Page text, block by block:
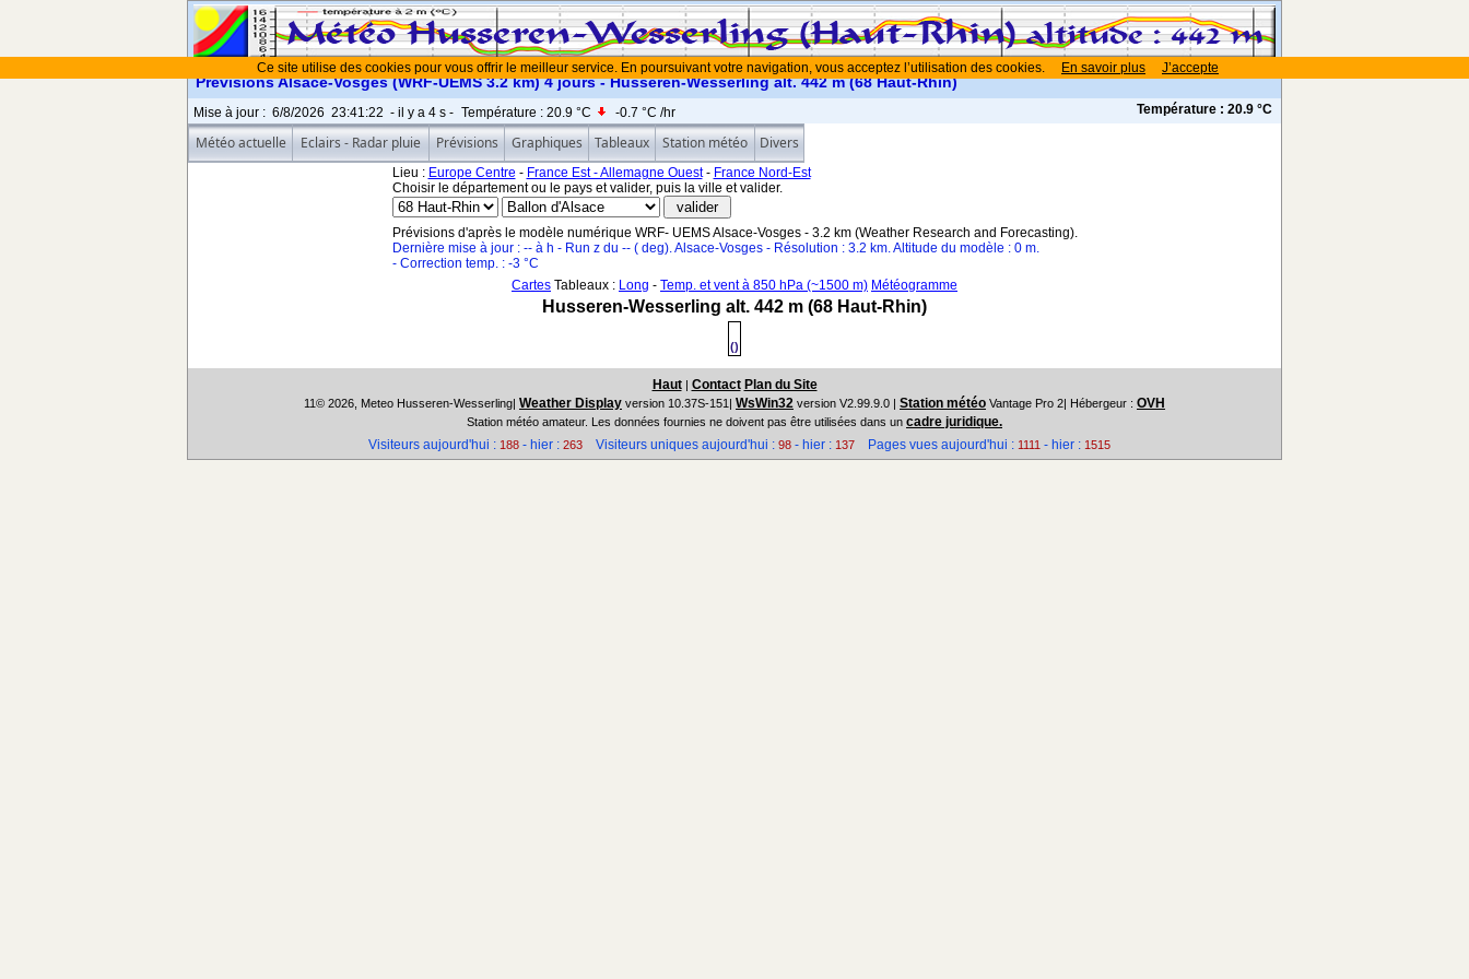
Prévisions Alsace-Vosges (WRF-UEMS 3.2 km) 4 jours - Husseren-Wesserling alt. 442 m (68 Haut-Rhin)
Température : 20.9 °C
Mise à jour :6/8/2026 23:41:22 - il y a4 s - Température :20.9 °C -0.7 °C /hr
Météo actuelle Eclairs - Radar pluie Prévisions Graphiques Tableaux Station météo Divers
Lieu : Europe Centre - France Est - Allemagne Ouest- France Nord-Est
Choisir le département ou le pays et valider, puis la ville et valider.
Prévisions d'après le modèle numérique WRF- UEMS Alsace-Vosges - 3.2 km (Weather Research and Forecasting).
Dernière mise à jour : -- à h - Run z du -- ( deg). Alsace-Vosges - Résolution : 3.2 km. Altitude du modèle : 0 m.
- Correction temp. : -3 °C
Cartes Tableaux : Long - Temp. et vent à 850 hPa (~1500 m) Météogramme
Husseren-Wesserling alt. 442 m (68 Haut-Rhin)
()
Haut| Contact Plan du Site
11© 2026, Meteo Husseren-Wesserling| Weather Display version 10.37S-151| WsWin32 version V2.99.9.0 | Station météo Vantage Pro 2| Hébergeur : OVH
Station météo amateur. Les données fournies ne doivent pas être utilisées dans un cadre juridique.
Visiteurs aujourd'hui : 188 - hier : 263 Visiteurs uniques aujourd'hui : 98 - hier : 137 Pages vues aujourd'hui : 1111 - hier : 1515
Ce site utilise des cookies pour vous offrir le meilleur service. En poursuivant votre navigation, vous acceptez l’utilisation des cookies. En savoir plus J’accepte